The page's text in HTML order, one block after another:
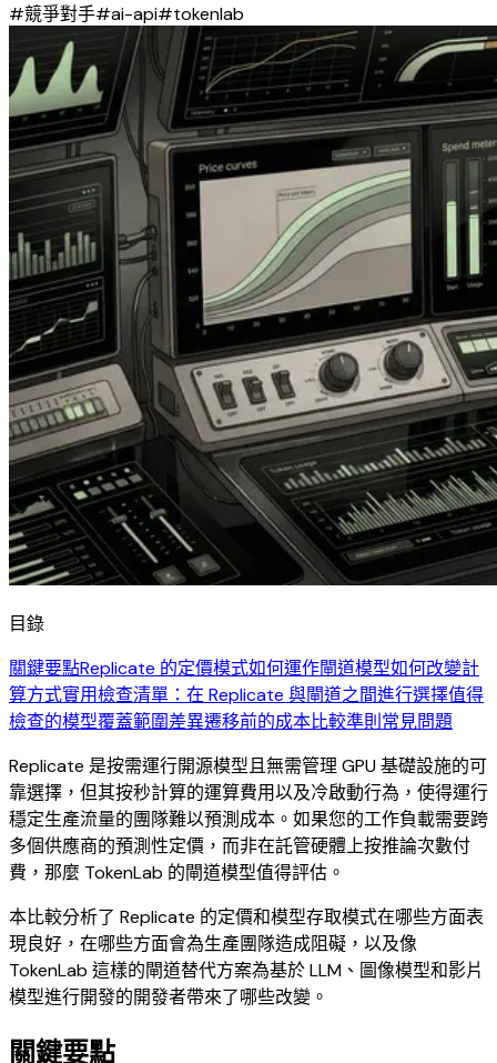
#競爭對手#ai-api#tokenlab
目錄
關鍵要點Replicate 的定價模式如何運作閘道模型如何改變計
算方式實用檢查清單：在 Replicate 與閘道之間進行選擇值得
檢查的模型覆蓋範圍差異遷移前的成本比較準則 常見問題
Replicate 是按需運行開源模型且無需管理 GPU 基礎設施的可
靠選擇，但其按秒計算的運算費用以及冷啟動行為，使得運行
穩定生產流量的團隊難以預測成本。如果您的工作負載需要跨
多個供應商的預測性定價，而非在託管硬體上按推論次數付
費，那麼 TokenLab 的閘道模型值得評估。
本比較分析了 Replicate 的定價和模型存取模式在哪些方面表
現良好，在哪些方面會為生產團隊造成阻礙，以及像
TokenLab 這樣的閘道替代方案為基於 LLM、圖像模型和影片
模型進行開發的開發者帶來了哪些改變。
關鍵要點